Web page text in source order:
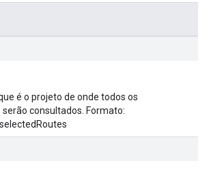
é o projeto de onde todos os
serão consultados. Formato: